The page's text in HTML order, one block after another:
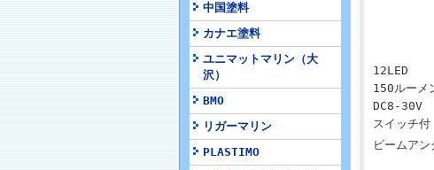
中国塗料
カナエ塗料
ユニマットマリン（大
沢）
BMO
リガーマリン
PLASTIMO
12LED
150ルーメ
DC8-30V
スイッチ付
ビームア